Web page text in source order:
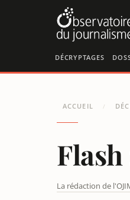
DÉCRYPTAGES
ACCUEIL /
La rédaction de
Panneau de gestion des